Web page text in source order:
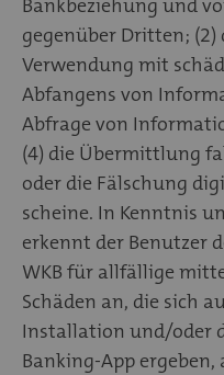
gegenüber Dritten; (2)
Verwendung mit
Abfangens von
Abfrage von
(4) die Übermittlung
oder die Fälschung
scheine. In Kenntnis
erkennt der Benutzer
WKB für allfällige
Schäden an, die sich
Installation und/oder
Banking-App ergeben,